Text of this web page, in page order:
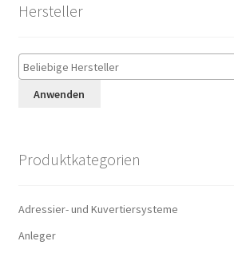
Hersteller
Anwenden
Produktkategorien
Adressier- und Kuvertiersysteme
Anleger